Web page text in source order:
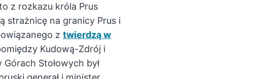
z rozkazu króla Prus
strażnicę na granicy Prus i
z twierdzą w
Kudową-Zdrój i
Stołowych był